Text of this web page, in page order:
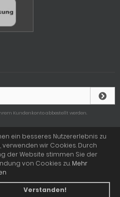
Kundenkonto abbestellt werden.
© 2009-2026 by
ified eCommerce
Shopsoftware © 2009-2026
ein besseres Nutzererlebnis zu
verwenden wir Cookies. Durch
der Website stimmen Sie der
von Cookies zu. Mehr
Verstanden!